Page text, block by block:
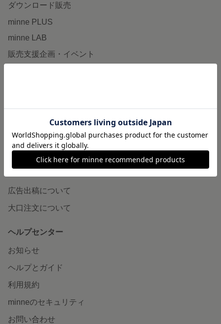
ダウンロード販売
minne PLUS
minne LAB
販売支援企画・イベント
ニュース
minneの本
広告出稿について
大口注文について
ヘルプセンター
お知らせ
ヘルプとガイド
利用規約
minneのセキュリティ
お問い合わせ